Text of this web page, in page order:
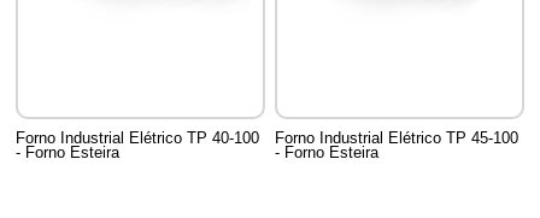
Forno Industrial Elétrico TP 40-100
- Forno Esteira
Forno Industrial Elétrico TP 45-100
- Forno Esteira